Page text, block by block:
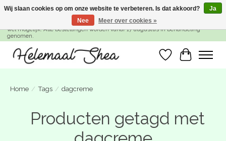
SUMMER BREAK! Wij zijn gesloten van 27 juli t/m 16 augustus. Bestellen is nog
wel mogelijk. Alle bestellingen worden vanaf 17 augustus in behandeling
genomen.
Verlanglijst
Home / Tags / dagcreme
Producten getagd met
Wij slaan cookies op om onze website te verbeteren. Is dat akkoord?
Ja
Nee
Meer over cookies »